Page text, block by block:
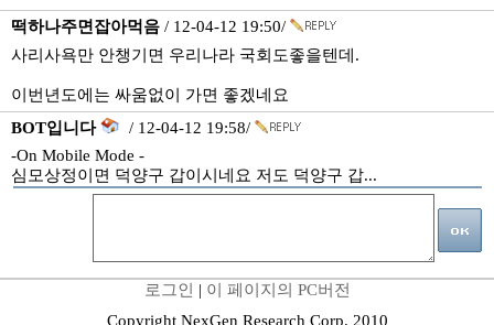
떡하나주면잡아먹음 / 12-04-12 19:50/
사리사욕만 안챙기면 우리나라 국회도좋을텐데.
이번년도에는 싸움없이 가면 좋겠네요
BOT입니다
/ 12-04-12 19:58/
-On Mobile Mode -
심모상정이면 덕양구 갑이시네요 저도 덕양구 갑...
로그인 | 이 페이지의 PC버전
Copyright NexGen Research Corp. 2010